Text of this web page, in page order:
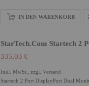
IN DEN WARENKORB
StarTech.com Startech 2
335,03 €
Inkl. MwSt., zzgl. Versand
Startech 2 Port DisplayPort Dual